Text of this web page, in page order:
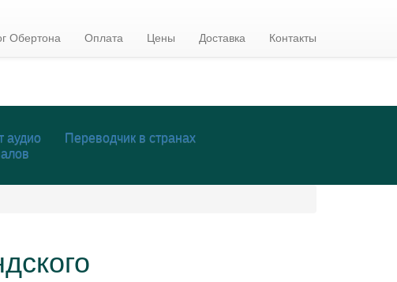
Обертона Оплата Цены Доставка Контакты
аудио
Переводчик в странах